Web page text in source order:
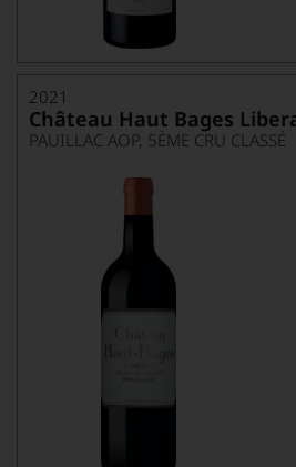
2021
Château Haut Bages
PAUILLAC AOP, 5ÈME CRU CLASSÉ